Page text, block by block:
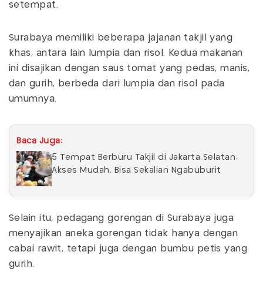
setempat.
Surabaya memiliki beberapa jajanan takjil yang
khas, antara lain lumpia dan risol. Kedua makanan
ini disajikan dengan saus tomat yang pedas, manis,
dan gurih, berbeda dari lumpia dan risol pada
umumnya.
Baca Juga:
5 Tempat Berburu Takjil di Jakarta Selatan:
Akses Mudah, Bisa Sekalian Ngabuburit
Selain itu, pedagang gorengan di Surabaya juga
menyajikan aneka gorengan tidak hanya dengan
cabai rawit, tetapi juga dengan bumbu petis yang
gurih.